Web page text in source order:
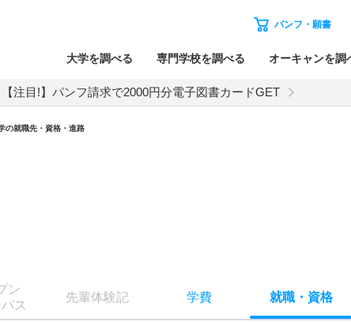
パンフ・願書
大学を調べる 専門学校を調べる オーキャンを調
【注目!】パンフ請求で2000円分電子図書カードGET
の就職先・資格・進路
ン
パス
先輩体験記 学費 就職・ 資格